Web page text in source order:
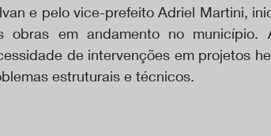
e pelo vice-prefeito Adriel Martini,
obras em andamento no
de intervenções em projetos
estruturais e técnicos.